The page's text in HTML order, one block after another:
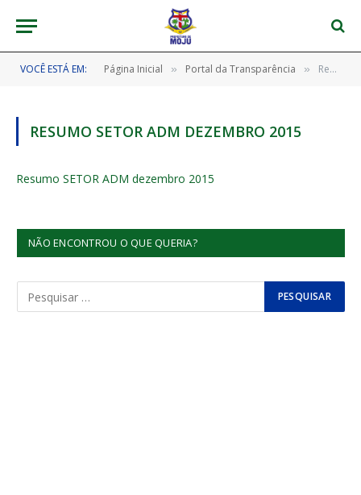
VOCÊ ESTÁ EM: Página Inicial » Portal da Transparência » Resumo SETOR ADM dezembro 2015
RESUMO SETOR ADM DEZEMBRO 2015
Resumo SETOR ADM dezembro 2015
NÃO ENCONTROU O QUE QUERIA?